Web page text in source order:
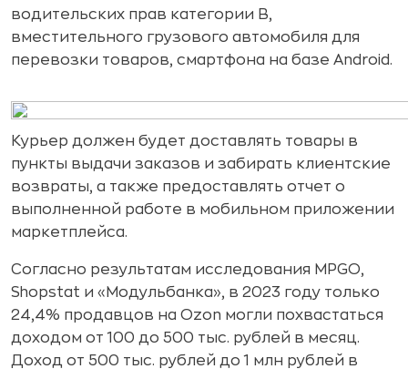
водительских прав категории B,
вместительного грузового автомобиля для
перевозки товаров, смартфона на базе Android.
Курьер должен будет доставлять товары в
пункты выдачи заказов и забирать клиентские
возвраты, а также предоставлять отчет о
выполненной работе в мобильном приложении
маркетплейса.
Согласно результатам исследования MPGO,
Shopstat и «Модульбанка», в 2023 году только
24,4% продавцов на Ozon могли похвастаться
доходом от 100 до 500 тыс. рублей в месяц.
Доход от 500 тыс. рублей до 1 млн рублей в